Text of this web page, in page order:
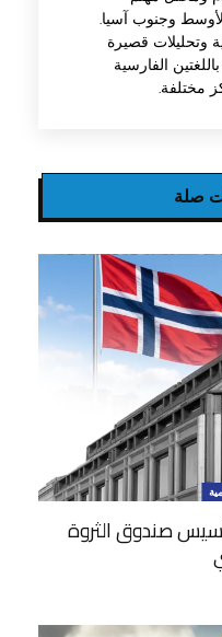
وجنوب آسيا.
وتحليلات قصيرة
الفارسية
مختلفة.
صلة
صندوق الثروة